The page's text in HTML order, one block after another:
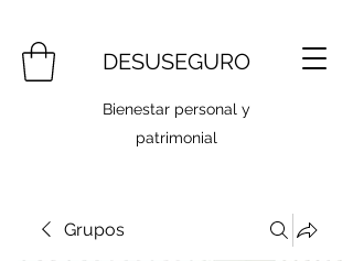
DESUSEGURO
Bienestar personal y
patrimonial
Grupos